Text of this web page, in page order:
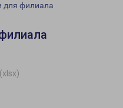
для филиала
(xlsx)